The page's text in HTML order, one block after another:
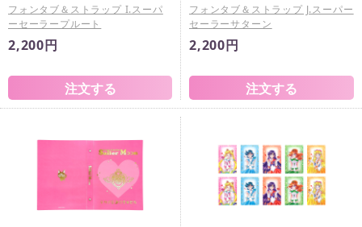
フォンタブ＆ストラップ I.スーパ
ーセーラープルート
2,200円
フォンタブ＆ストラップ J.スーパー
セーラーサターン
2,200円